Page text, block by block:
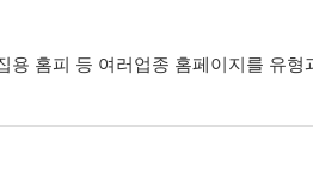
홈피 등 여러업종 홈페이지를 유